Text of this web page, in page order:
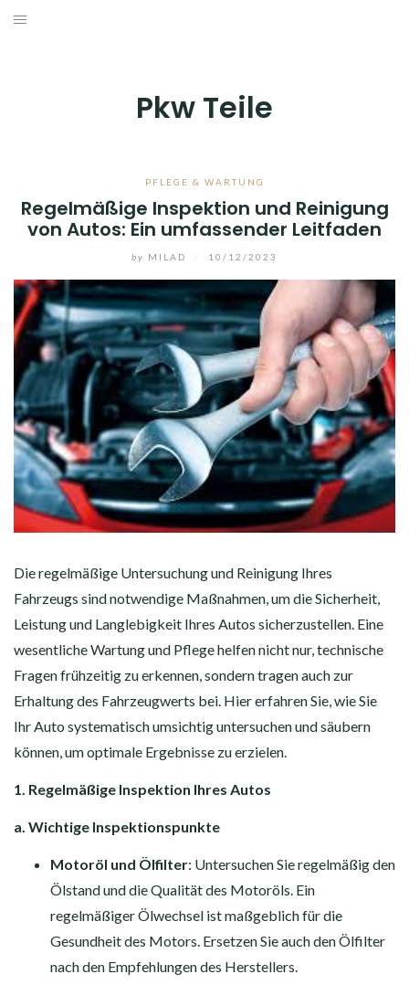
Skip
Pkw Teile
PFLEGE & WARTUNG
Regelmäßige Inspektion und Reinigung
von Autos: Ein umfassender Leitfaden
by MILAD 10/12/2023
Die regelmäßige Untersuchung und Reinigung Ihres
Fahrzeugs sind notwendige Maßnahmen, um die Sicherheit,
Leistung und Langlebigkeit Ihres Autos sicherzustellen. Eine
wesentliche Wartung und Pflege helfen nicht nur, technische
Fragen frühzeitig zu erkennen, sondern tragen auch zur
Erhaltung des Fahrzeugwerts bei. Hier erfahren Sie, wie Sie
Ihr Auto systematisch umsichtig untersuchen und säubern
können, um optimale Ergebnisse zu erzielen.
1. Regelmäßige Inspektion Ihres Autos
a. Wichtige Inspektionspunkte
Motoröl und Ölfilter: Untersuchen Sie regelmäßig den
Ölstand und die Qualität des Motoröls. Ein
regelmäßiger Ölwechsel ist maßgeblich für die
Gesundheit des Motors. Ersetzen Sie auch den Ölfilter
nach den Empfehlungen des Herstellers.
WERKZEUG & WERKSTATTAUSRÜSTUNG